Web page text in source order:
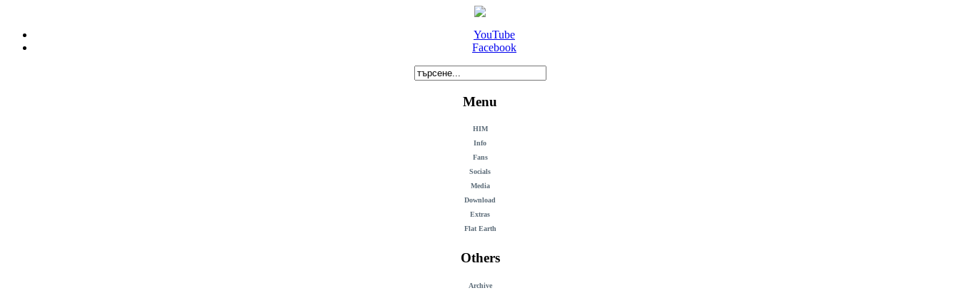
YouTube
Facebook
Menu
HIM
Info
Fans
Socials
Media
Download
Extras
Flat Earth
Others
Archive